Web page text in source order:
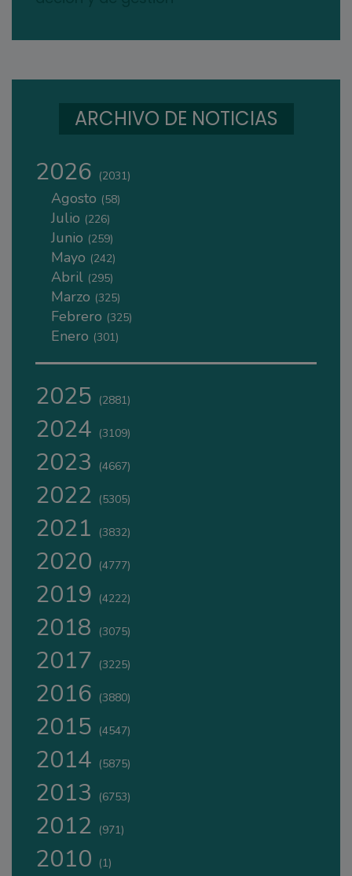
ARCHIVO DE NOTICIAS
2026 (2031)
Agosto (58)
Julio (226)
Junio (259)
Mayo (242)
Abril (295)
Marzo (325)
Febrero (325)
Enero (301)
2025 (2881)
2024 (3109)
2023 (4667)
2022 (5305)
2021 (3832)
2020 (4777)
2019 (4222)
2018 (3075)
2017 (3225)
2016 (3880)
2015 (4547)
2014 (5875)
2013 (6753)
2012 (971)
2010 (1)